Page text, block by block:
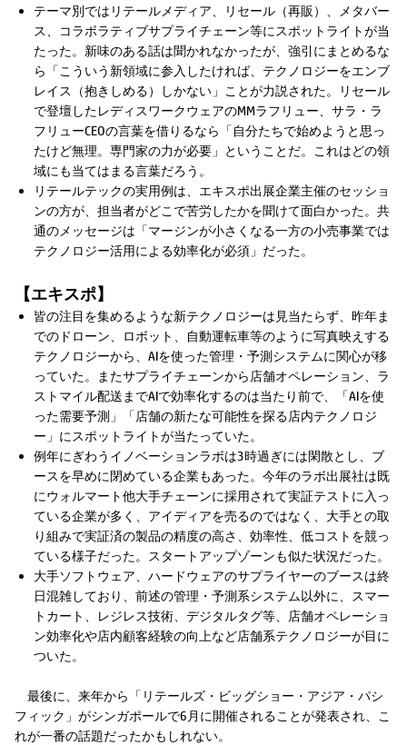
テーマ別ではリテールメディア、リセール（再販）、メタバー
ス、コラボラティブサプライチェーン等にスポットライトが当
たった。新味のある話は聞かれなかったが、強引にまとめるな
ら「こういう新領域に参入したければ、テクノロジーをエンブ
レイス（抱きしめる）しかない」ことが力説された。リセール
で登壇したレディスワークウェアのMMラフリュー、サラ・ラ
フリューCEOの言葉を借りるなら「自分たちで始めようと思っ
たけど無理。専門家の力が必要」ということだ。これはどの領
域にも当てはまる言葉だろう。
リテールテックの実用例は、エキスポ出展企業主催のセッショ
ンの方が、担当者がどこで苦労したかを聞けて面白かった。共
通のメッセージは「マージンが小さくなる一方の小売事業では
テクノロジー活用による効率化が必須」だった。
【エキスポ】
皆の注目を集めるような新テクノロジーは見当たらず、昨年ま
でのドローン、ロボット、自動運転車等のように写真映えする
テクノロジーから、AIを使った管理・予測システムに関心が移
っていた。またサプライチェーンから店舗オペレーション、ラ
ストマイル配送までAIで効率化するのは当たり前で、「AIを使
った需要予測」「店舗の新たな可能性を探る店内テクノロジ
ー」にスポットライトが当たっていた。
例年にぎわうイノベーションラボは3時過ぎには閑散とし、ブ
ースを早めに閉めている企業もあった。今年のラボ出展社は既
にウォルマート他大手チェーンに採用されて実証テストに入っ
ている企業が多く、アイディアを売るのではなく、大手との取
り組みで実証済の製品の精度の高さ、効率性、低コストを競っ
ている様子だった。スタートアップゾーンも似た状況だった。
大手ソフトウェア、ハードウェアのサプライヤーのブースは終
日混雑しており、前述の管理・予測系システム以外に、スマー
トカート、レジレス技術、デジタルタグ等、店舗オペレーショ
ン効率化や店内顧客経験の向上など店舗系テクノロジーが目に
ついた。
最後に、来年から「リテールズ・ビッグショー・アジア・パシ
フィック」がシンガポールで6月に開催されることが発表され、こ
れが一番の話題だったかもしれない。